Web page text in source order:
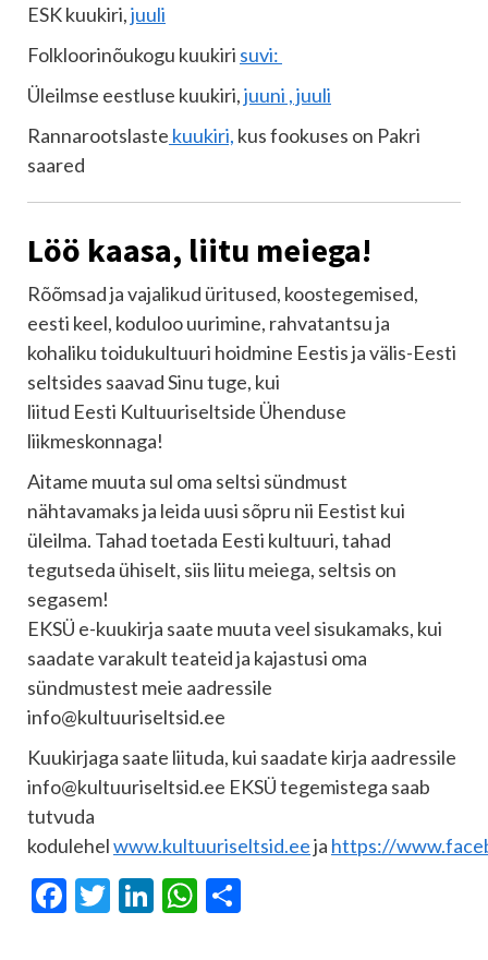
ESK kuukiri,juuli
Folkloorinõukogu kuukiri suvi:
Üleilmse eestluse kuukiri,juuni , juuli
Rannarootslaste kuukiri, kus fookuses on Pakri
saared
Löö kaasa, liitu meiega!
Rõõmsad ja vajalikud üritused, koostegemised,
eesti keel, koduloo uurimine, rahvatantsu ja
kohaliku toidukultuuri hoidmine Eestis ja välis-Eesti
seltsides saavad Sinu tuge, kui
liitud Eesti Kultuuriseltside Ühenduse
liikmeskonnaga!
Aitame muuta sul oma seltsi sündmust
nähtavamaks ja leida uusi sõpru nii Eestist kui
üleilma. Tahad toetada Eesti kultuuri, tahad
tegutseda ühiselt, siis liitu meiega, seltsis on
segasem!
EKSÜ e-kuukirja saate muuta veel sisukamaks, kui
saadate varakult teateid ja kajastusi oma
sündmustest meie aadressile
info@kultuuriseltsid.ee
Kuukirjaga saate liituda, kui saadate kirja aadressile
info@kultuuriseltsid.ee EKSÜ tegemistega saab
tutvuda
kodulehelwww.kultuuriseltsid.eeja https://
Facebook
Twitter
LinkedIn
WhatsApp